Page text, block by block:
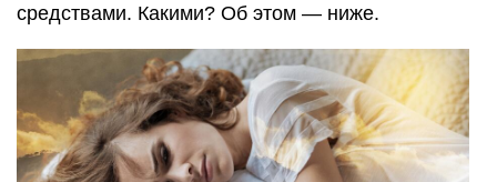
средствами. Какими? Об этом — ниже.